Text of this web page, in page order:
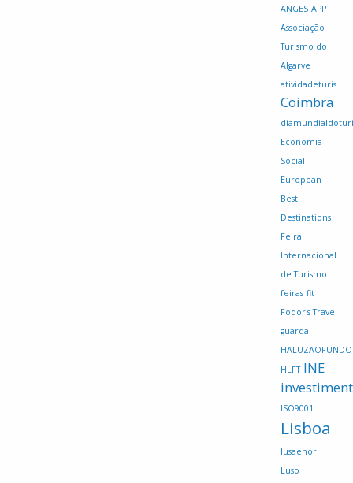
ANGES APP
Associação
Turismo do
Algarve
atividadeturis
Coimbra
Economia
Social
European
Best
Destinations
Feira
Internacional
de Turismo
feiras fit
Fodor's Travel
guarda
HLFT INE
ISO9001
Lisboa
lusaenor
Luso